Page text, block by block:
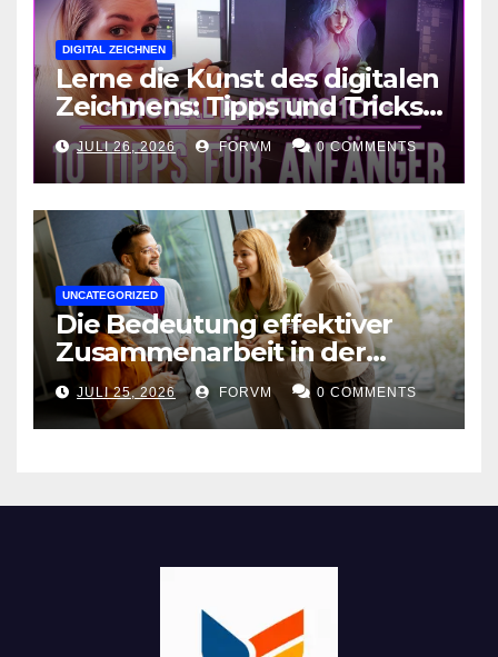
DIGITAL ZEICHNEN
Lerne die Kunst des digitalen
Zeichnens: Tipps und Tricks
für kreative Ausdruckskunst
JULI 26, 2026 FORVM 0 COMMENTS
UNCATEGORIZED
Die Bedeutung effektiver
Zusammenarbeit in der
Arbeitswelt
JULI 25, 2026 FORVM 0 COMMENTS